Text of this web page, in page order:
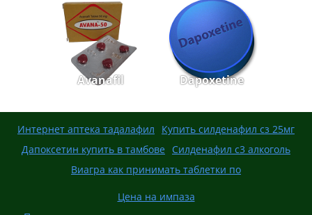
Avanafil Dapoxetine
Интернет аптека тадалафил
Купить силденафил сз 25мг
Дапоксетин купить в тамбове Силденафил с3 алкоголь
Виагра как принимать таблетки по
Цена на импаза